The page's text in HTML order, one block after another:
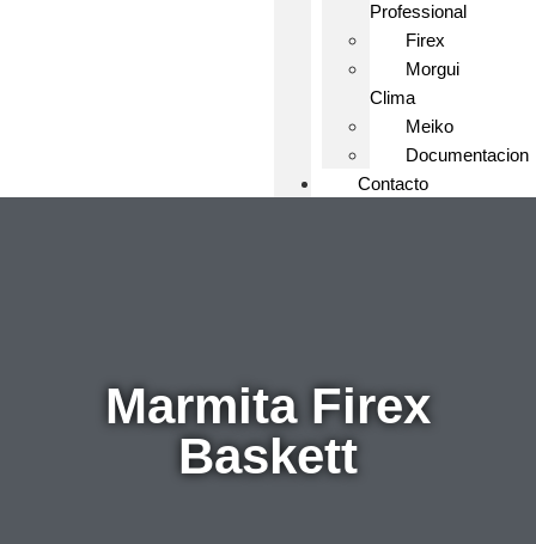
Professional
Firex
Morgui
Clima
Meiko
Documentacion
Contacto
Marmita Firex
Baskett